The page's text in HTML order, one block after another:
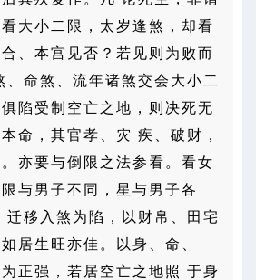
大小二限，太岁逢煞，却看
、本宫见否？若见则为败而
、命煞、流年诸煞交会大小二
陷受制空亡之地，则决死无
命，其官孝、灾 疾、破财，
亦要与倒限之法参看。看女
与男子不同，星与男子各
迁移入煞为陷，以财帛、田宅
居生旺亦佳。以身、命、
正强，若居空亡之地照 于身